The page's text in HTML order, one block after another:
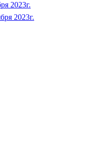
2023г.
2023г.